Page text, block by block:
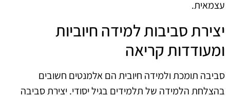
עצמאית.
יצירת סביבות למידה חיוביות
ומעודדות קריאה
סביבה תומכת ולמידה חיובית הם אלמנטים חשובים
בהצלחת הלמידה של תלמידים בגיל יסודי. יצירת סביבה